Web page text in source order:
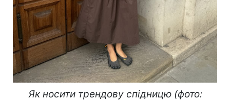
Як носити трендову спідницю (фото: